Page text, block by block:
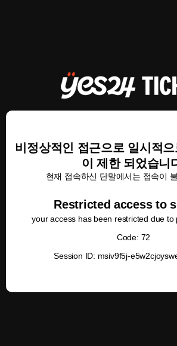
비정상적인 접근으로 일시적
이 제한 되었습니
현재 접속하신 단말에서는 접속이
Restricted access to
your access has been restricted due to
Code: 72
Session ID: msiv9f5j-